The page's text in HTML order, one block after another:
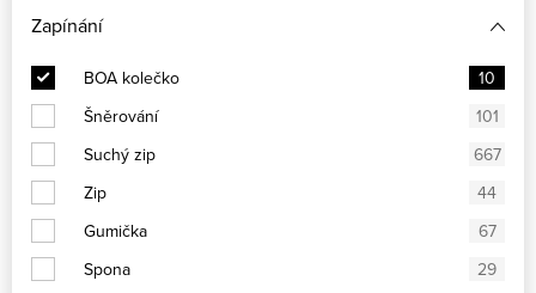
Zapínání
BOA kolečko
10
Šněrování
101
Suchý zip
667
Zip
44
Gumička
67
Spona
29